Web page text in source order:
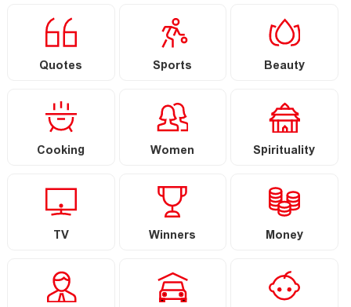
Quotes Sports Beauty
Cooking Women Spirituality
TV Winners Money